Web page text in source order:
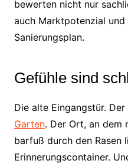
bewerten nicht nur
auch Marktpotenzial
Sanierungsplan.
Gefühle sind
Die alte Eingangstür.
Garten. Der Ort, an dem
barfuß durch den Rasen
Erinnerungscontainer.